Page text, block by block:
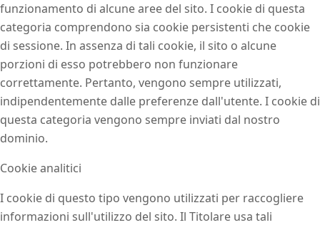
funzionamento di alcune aree del sito. I cookie di questa
categoria comprendono sia cookie persistenti che cookie
di sessione. In assenza di tali cookie, il sito o alcune
porzioni di esso potrebbero non funzionare
correttamente. Pertanto, vengono sempre utilizzati,
indipendentemente dalle preferenze dall'utente. I cookie di
questa categoria vengono sempre inviati dal nostro
dominio.
Cookie analitici
I cookie di questo tipo vengono utilizzati per raccogliere
informazioni sull'utilizzo del sito. Il Titolare usa tali